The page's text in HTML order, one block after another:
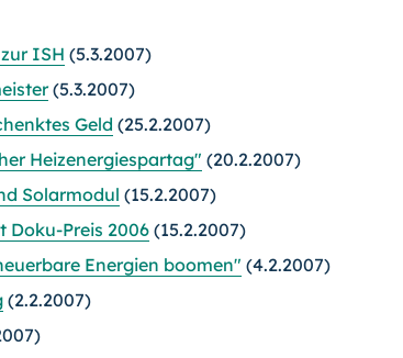
ISH (5.3.2007)
(5.3.2007)
Geld (25.2.2007)
Heizenergiespartag" (20.2.2007)
Solarmodul (15.2.2007)
Doku-Preis 2006 (15.2.2007)
Energien boomen" (4.2.2007)
(2.2.2007)